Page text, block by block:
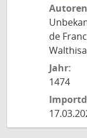
Autoren
de
Jahr:
1474